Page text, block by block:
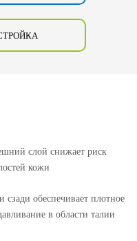
слой снижает риск
кожи
сзади обеспечивает плотное
в области талии